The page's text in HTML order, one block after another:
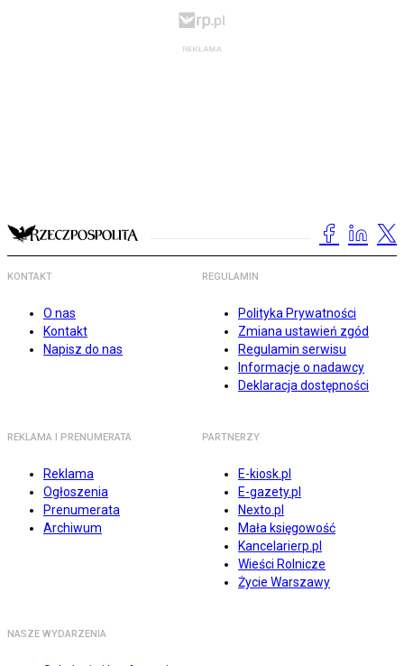
KONTAKT
O nas
Kontakt
Napisz do nas
REGULAMIN
Polityka Prywatności
Zmiana ustawień zgód
Regulamin serwisu
Informacje o nadawcy
Deklaracja dostępności
REKLAMA I PRENUMERATA
Reklama
Ogłoszenia
Prenumerata
Archiwum
PARTNERZY
E-kiosk.pl
E-gazety.pl
Nexto.pl
Mała księgowość
Kancelarierp.pl
Wieści Rolnicze
Życie Warszawy
NASZE WYDARZENIA